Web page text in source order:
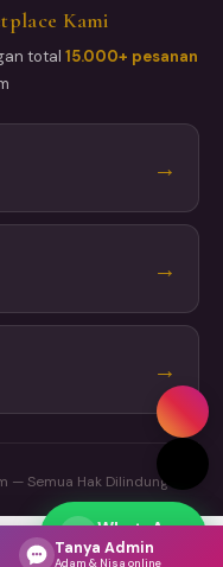
Kami
total15.000+ pesanan
→
→
→
Semua Hak Dilindungi
WhatsApp
Respons cepat
Tanya Admin
Adam & Nisa online